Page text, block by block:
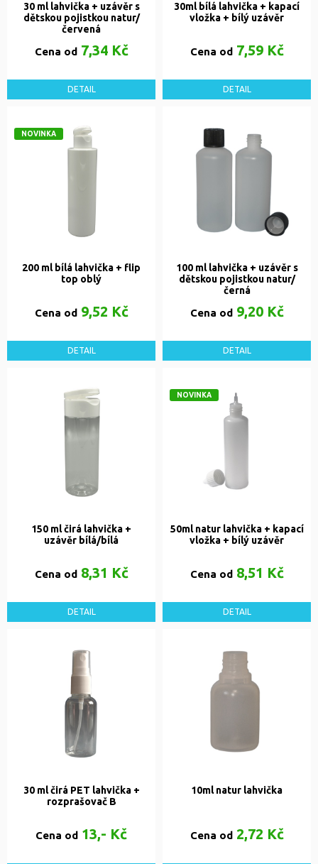
30 ml lahvička + uzávěr s
dětskou pojistkou natur/
červená
Cena od7,34 Kč
DETAIL
30ml bílá lahvička + kapací
vložka + bílý uzávěr
Cena od7,59 Kč
DETAIL
NOVINKA
200 ml bílá lahvička + flip
top oblý
Cena od9,52 Kč
DETAIL
100 ml lahvička + uzávěr s
dětskou pojistkou natur/
černá
Cena od9,20 Kč
DETAIL
150 ml čirá lahvička +
uzávěr bílá/bílá
Cena od8,31 Kč
DETAIL
NOVINKA
50ml natur lahvička + kapací
vložka + bílý uzávěr
Cena od8,51 Kč
DETAIL
30 ml čirá PET lahvička +
rozprašovač B
Cena od 13,- Kč
10ml natur lahvička
Cena od2,72 Kč